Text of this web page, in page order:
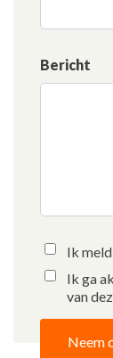
Bericht
Ik
Ik ga
van
Neem